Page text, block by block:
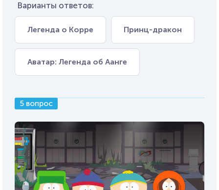
Варианты ответов:
Легенда о Корре Принц-дракон
Аватар: Легенда об Аанге
5 вопрос